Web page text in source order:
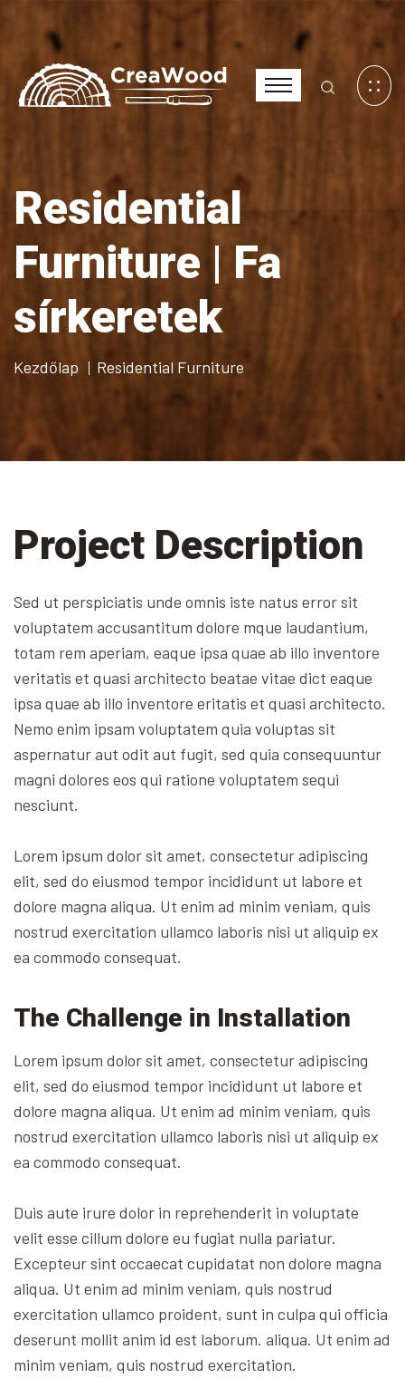
Residential
Furniture | Fa
sírkeretek
Kezdőlap Residential Furniture
Project Description
Sed ut perspiciatis unde omnis iste natus error sit
voluptatem accusantitum dolore mque laudantium,
totam rem aperiam, eaque ipsa quae ab illo inventore
veritatis et quasi architecto beatae vitae dict eaque
ipsa quae ab illo inventore eritatis et quasi architecto.
Nemo enim ipsam voluptatem quia voluptas sit
aspernatur aut odit aut fugit, sed quia consequuntur
magni dolores eos qui ratione voluptatem sequi
nesciunt.
Lorem ipsum dolor sit amet, consectetur adipiscing
elit, sed do eiusmod tempor incididunt ut labore et
dolore magna aliqua. Ut enim ad minim veniam, quis
nostrud exercitation ullamco laboris nisi ut aliquip ex
ea commodo consequat.
The Challenge in Installation
Lorem ipsum dolor sit amet, consectetur adipiscing
elit, sed do eiusmod tempor incididunt ut labore et
dolore magna aliqua. Ut enim ad minim veniam, quis
nostrud exercitation ullamco laboris nisi ut aliquip ex
ea commodo consequat.
Duis aute irure dolor in reprehenderit in voluptate
velit esse cillum dolore eu fugiat nulla pariatur.
Excepteur sint occaecat cupidatat non dolore magna
aliqua. Ut enim ad minim veniam, quis nostrud
exercitation ullamco proident, sunt in culpa qui officia
deserunt mollit anim id est laborum. aliqua. Ut enim ad
minim veniam, quis nostrud exercitation.